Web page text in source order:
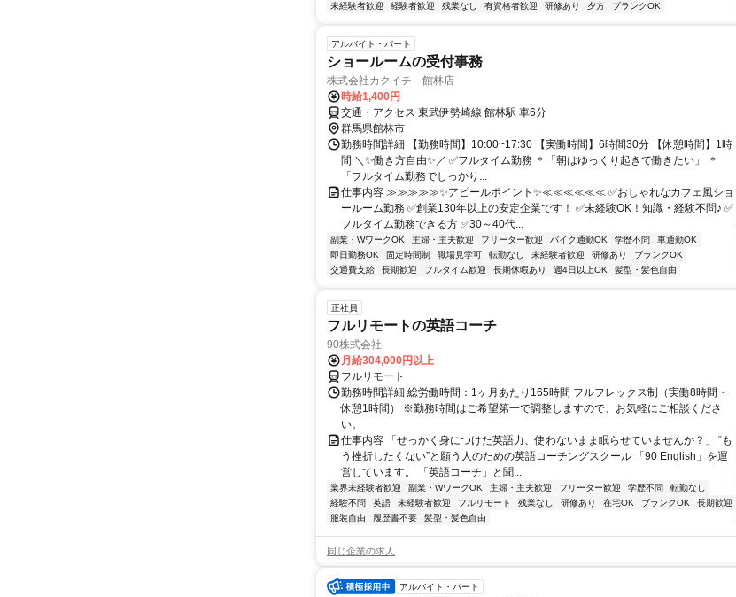
未経験者歓迎
経験者歓迎 残業なし 有資格者歓迎 研修あり 夕方 ブランクOK
アルバイト・パート
ショールームの受付事務
株式会社カクイチ 館林店
時給1,400円
交通・アクセス 東武伊勢崎線 館林駅 車6分
群馬県館林市
勤務時間詳細 【勤務時間】10:00~17:30 【実働時間】6時間30分 【休憩時間】1時
間 ＼✨働き方自由✨／ ✅フルタイム勤務 ＊「朝はゆっくり起きて働きたい」 ＊
「フルタイム勤務でしっかり...
仕事内容 ≫≫≫≫≫✨アピールポイント✨≪≪≪≪≪≪ ✅おしゃれなカフェ風ショ
ールーム勤務 ✅創業130年以上の安定企業です！ ✅未経験OK！知識・経験不問♪ ✅
フルタイム勤務できる方 ✅30～40代...
副業・WワークOK 主婦・主夫歓迎 フリーター歓迎 バイク通勤OK 学歴不問
車通勤OK
即日勤務OK
固定時間制 職場見学可 転勤なし 未経験者歓迎 研修あり
ブランクOK
交通費支給
長期歓迎 フルタイム歓迎 長期休暇あり 週4日以上OK 髪型・髪色自由
正社員
フルリモートの英語コーチ
90株式会社
月給304,000円以上
フルリモート
勤務時間詳細 総労働時間：1ヶ月あたり165時間 フルフレックス制（実働8時間・
休憩1時間） ※勤務時間はご希望第一で調整しますので、お気軽にご相談くださ
い。
仕事内容 「せっかく身につけた英語力、使わないまま眠らせていませんか？」 “も
う挫折したくない”と願う人のための英語コーチングスクール 「90 English」を運
営しています。 「英語コーチ」と聞...
業界未経験者歓迎 副業・WワークOK 主婦・主夫歓迎 フリーター歓迎 学歴不問
転勤なし
経験不問
英語 未経験者歓迎 フルリモート 残業なし 研修あり 在宅OK ブランクOK
長期歓迎
服装自由
履歴書不要 髪型・髪色自由
同じ企業の求人
アルバイト・パート